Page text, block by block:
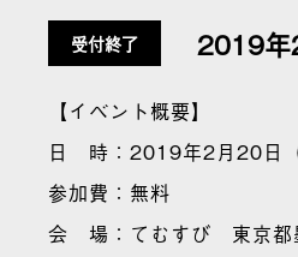
受付終了 2019年
【イベント概要】
日 時：2019年2月20日
参加費：無料
会 場：てむすび 東京都